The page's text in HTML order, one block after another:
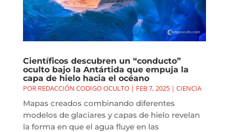
Científicos descubren un “conducto”
oculto bajo la Antártida que empuja la
capa de hielo hacia el océano
POR REDACCIÓN CODIGO OCULTO| FEB 7, 2025| CIENCIA
Mapas creados combinando diferentes
modelos de glaciares y capas de hielo revelan
la forma en que el agua fluye en las